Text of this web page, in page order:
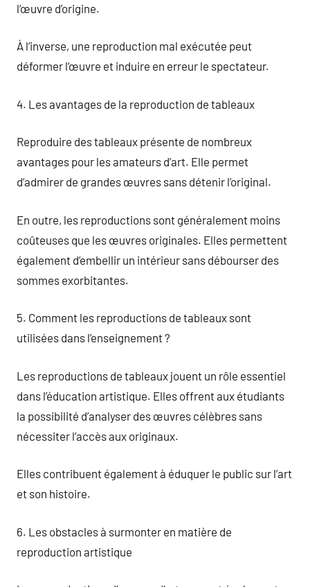
l’œuvre d’origine.
À l’inverse, une reproduction mal exécutée peut
déformer l’œuvre et induire en erreur le spectateur.
4. Les avantages de la reproduction de tableaux
Reproduire des tableaux présente de nombreux
avantages pour les amateurs d’art. Elle permet
d’admirer de grandes œuvres sans détenir l’original.
En outre, les reproductions sont généralement moins
coûteuses que les œuvres originales. Elles permettent
également d’embellir un intérieur sans débourser des
sommes exorbitantes.
5. Comment les reproductions de tableaux sont
utilisées dans l’enseignement ?
Les reproductions de tableaux jouent un rôle essentiel
dans l’éducation artistique. Elles offrent aux étudiants
la possibilité d’analyser des œuvres célèbres sans
nécessiter l’accès aux originaux.
Elles contribuent également à éduquer le public sur l’art
et son histoire.
6. Les obstacles à surmonter en matière de
reproduction artistique